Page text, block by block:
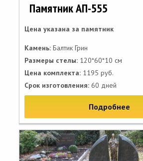
Памятник АП-555
Цена указана за памятник
Камень: Балтик Грин
Размеры стелы: 120*60*10 см
Цена комплекта: 1195 руб.
Срок изготовления: 60 дней
Подробнее